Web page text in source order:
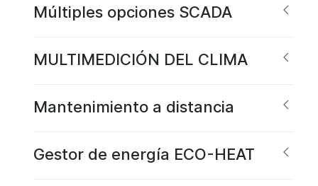
Múltiples opciones SCADA
MULTIMEDICIÓN DEL CLIMA
Mantenimiento a distancia
Gestor de energía ECO-HEAT